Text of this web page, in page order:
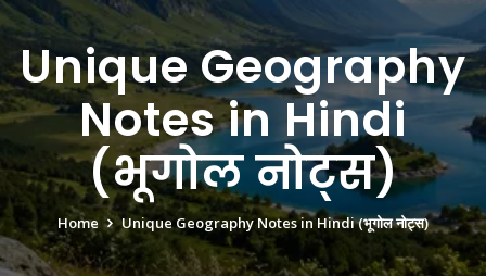
Unique Geography
Notes in Hindi
(भूगोल नोट्स)
Home Unique Geography Notes in Hindi (भूगोल नोट्स)